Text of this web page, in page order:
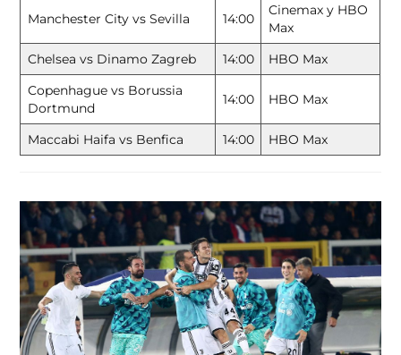
Manchester City vs Sevilla 14:00
Cinemax y HBO
Max
Chelsea vs Dinamo Zagreb
14:00
HBO Max
Copenhague vs Borussia
Dortmund
14:00 HBO Max
Maccabi Haifa vs Benfica 14:00 HBO Max